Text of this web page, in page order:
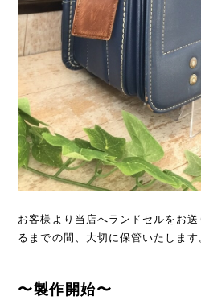
お客様より当店へランドセルをお
るまでの間、大切に保管いたします
〜製作開始〜